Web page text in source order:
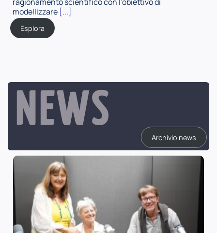
modellizzare [...]
Esplora
NEWS
Archivio news